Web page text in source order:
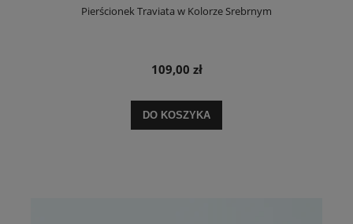
Pierścionek Traviata w Kolorze Srebrnym
109,00 zł
DO KOSZYKA